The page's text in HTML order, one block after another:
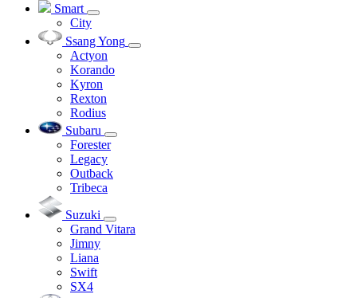
Smart
City
Ssang Yong
Actyon
Korando
Kyron
Rexton
Rodius
Subaru
Forester
Legacy
Outback
Tribeca
Suzuki
Grand Vitara
Jimny
Liana
Swift
SX4